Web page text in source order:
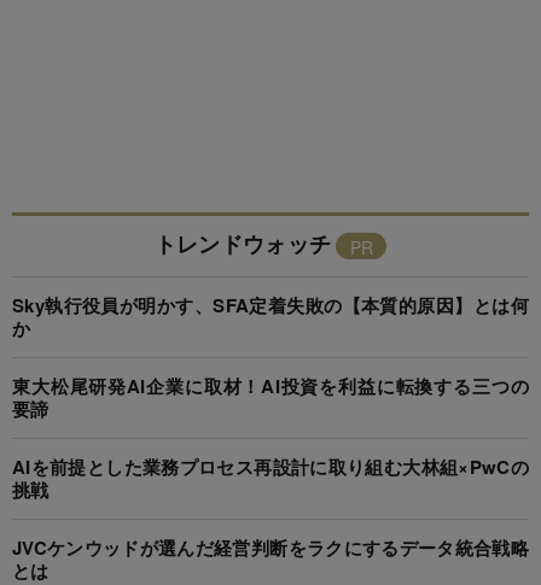
トレンドウォッチ
Sky執行役員が明かす、SFA定着失敗の【本質的原因】とは何
か
東大松尾研発AI企業に取材！AI投資を利益に転換する三つの
要諦
AIを前提とした業務プロセス再設計に取り組む大林組×PwCの
挑戦
JVCケンウッドが選んだ経営判断をラクにするデータ統合戦略
とは